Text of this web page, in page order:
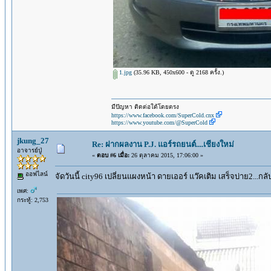
1.jpg (35.96 KB, 450x600 - ดู 2168 ครั้ง.)
มีปัญหา ติดต่อใด้โดยตรง
https://www.facebook.com/SuperCold.cnx
https://www.youtube.com/@SuperCold
jkung_27
อาจารย์ปู่
ออฟไลน์
เพศ:
กระทู้: 2,753
Re: ฝากผลงาน P.J. แอร์รถยนต์....เชียงใหม่
« ตอบ #6 เมื่อ: 26 ตุลาคม 2015, 17:06:00 »
จัดวันนี้ city96 เปลี่ยนแผงหน้า ดายเออร์ แว๊คเติม เสร็จบ่าย2...ก